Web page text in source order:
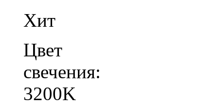
Хит
Цвет
свечения:
3200K